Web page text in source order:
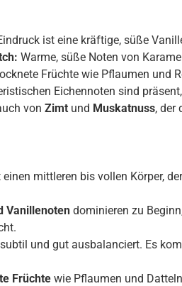
ist eine kräftige, süße
Warme, süße Noten von
Früchte wie Pflaumen und
Eichennoten sind
von Zimt und Muskatnuss, der
einen mittleren bis vollen Körper,
Vanillenoten dominieren zu
und gut ausbalanciert. Es
Früchte wie Pflaumen und